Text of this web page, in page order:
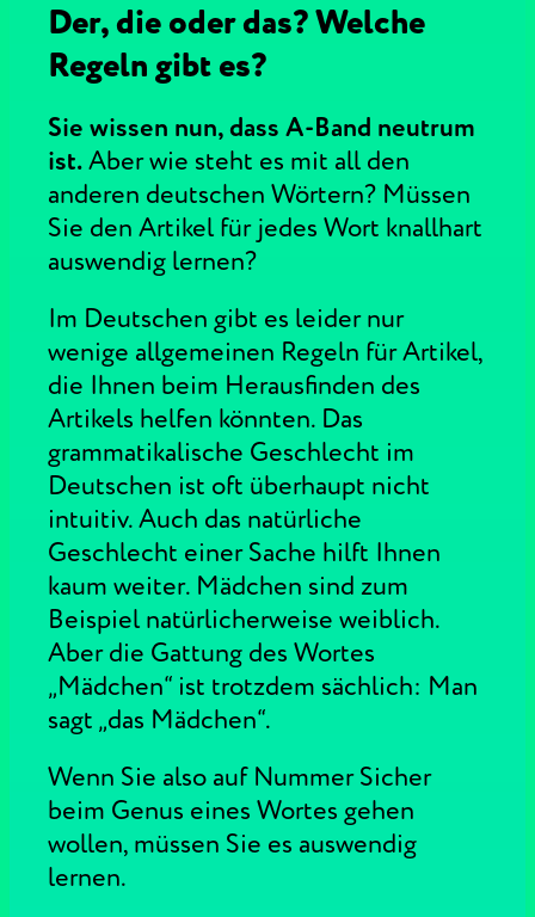
Der, die oder das? Welche
Regeln gibt es?
Sie wissen nun, dass A-Band neutrum
ist.Aber wie steht es mit all den
anderen deutschen Wörtern? Müssen
Sie den Artikel für jedes Wort knallhart
auswendig lernen?
Im Deutschen gibt es leider nur
wenige allgemeinen Regeln für Artikel,
die Ihnen beim Herausfinden des
Artikels helfen könnten. Das
grammatikalische Geschlecht im
Deutschen ist oft überhaupt nicht
intuitiv. Auch das natürliche
Geschlecht einer Sache hilft Ihnen
kaum weiter. Mädchen sind zum
Beispiel natürlicherweise weiblich.
Aber die Gattung des Wortes
„Mädchen“ ist trotzdem sächlich: Man
sagt „das Mädchen“.
Wenn Sie also auf Nummer Sicher
beim Genus eines Wortes gehen
wollen, müssen Sie es auswendig
lernen.